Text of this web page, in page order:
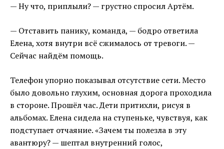
— Ну что, приплыли? — грустно спросил Артём.
— Отставить панику, команда, — бодро ответила
Елена, хотя внутри всё сжималось от тревоги. —
Сейчас найдём помощь.
Телефон упорно показывал отсутствие сети. Место
было довольно глухим, основная дорога проходила
в стороне. Прошёл час. Дети притихли, рисуя в
альбомах. Елена сидела на ступеньке, чувствуя, как
подступает отчаяние. «Зачем ты полезла в эту
авантюру? — шептал внутренний голос,